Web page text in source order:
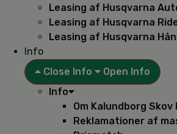
Leasing af Husqvarna
Leasing af Husqvarna
Leasing af Husqvarna
Info
Close Info
Open Info
Info
Om Kalundborg Skov
Reklamationer af